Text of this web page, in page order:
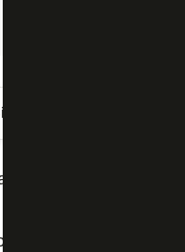
o FogãoNET
o Corinthians, o
O atual
Chegou ao clube